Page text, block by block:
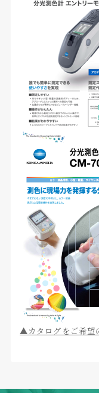
▲カタログをご希望